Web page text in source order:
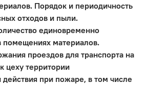
Порядок и периодичность
отходов и пыли.
единовременно
помещениях материалов.
проездов для транспорта на
цеху территории
действия при пожаре, в том числе